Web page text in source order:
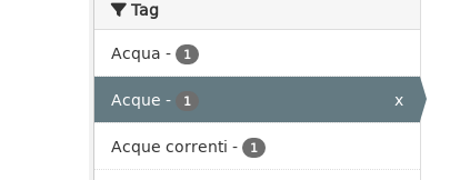
Tag
Acqua - 1
Acque - 1
x
Acque correnti - 1